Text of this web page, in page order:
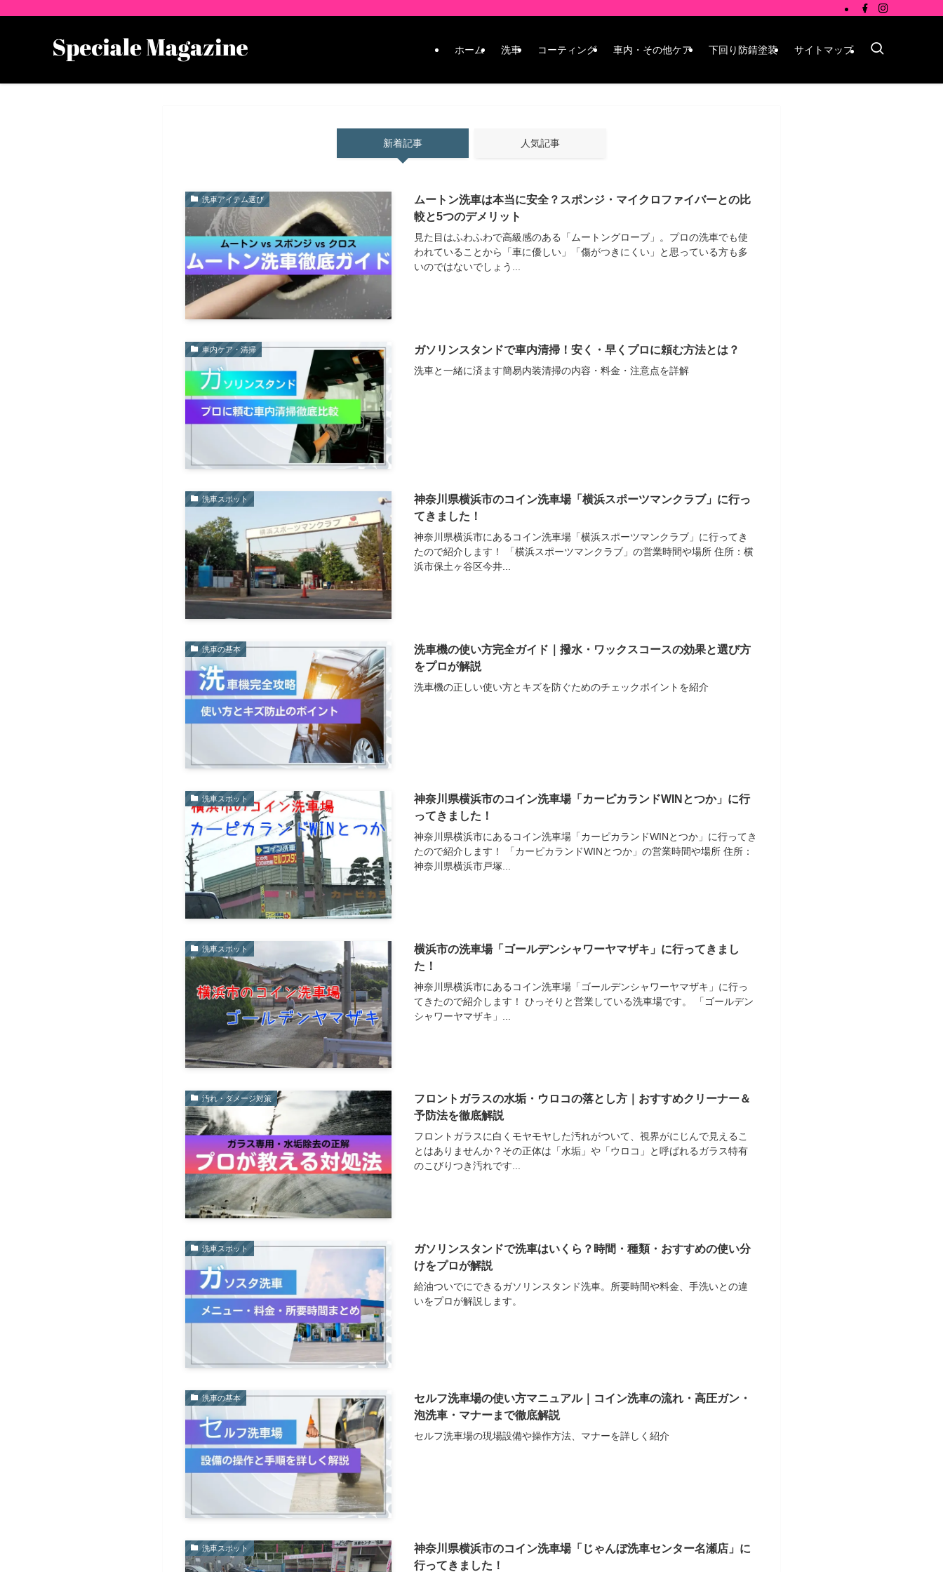
ホーム 洗車 コーティング 車内・その他ケア 下回り防錆塗装 サイトマップ
新着記事 人気記事
洗車アイテム選び
ムートン洗車は本当に安全？スポンジ・マイクロファイバーとの比
較と5つのデメリット
見た目はふわふわで高級感のある「ムートングローブ」。プロの洗車でも使
われていることから「車に優しい」「傷がつきにくい」と思っている方も多
いのではないでしょう...
車内ケア・清掃 ガソリンスタンドで車内清掃！安く・早くプロに頼む方法とは？
洗車と一緒に済ます簡易内装清掃の内容・料金・注意点を詳解
洗車スポット
神奈川県横浜市のコイン洗車場「横浜スポーツマンクラブ」に行っ
てきました！
神奈川県横浜市にあるコイン洗車場「横浜スポーツマンクラブ」に行ってき
たので紹介します！ 「横浜スポーツマンクラブ」の営業時間や場所 住所：横
浜市保土ヶ谷区今井...
洗車の基本
洗車機の使い方完全ガイド｜撥水・ワックスコースの効果と選び方
をプロが解説
洗車機の正しい使い方とキズを防ぐためのチェックポイントを紹介
洗車スポット
神奈川県横浜市のコイン洗車場「カーピカランドWINとつか」に行
ってきました！
神奈川県横浜市にあるコイン洗車場「カーピカランドWINとつか」に行ってき
たので紹介します！ 「カーピカランドWINとつか」の営業時間や場所 住所：
神奈川県横浜市戸塚...
洗車スポット
横浜市の洗車場「ゴールデンシャワーヤマザキ」に行ってきまし
た！
神奈川県横浜市にあるコイン洗車場「ゴールデンシャワーヤマザキ」に行っ
てきたので紹介します！ ひっそりと営業している洗車場です。 「ゴールデン
シャワーヤマザキ」...
汚れ・ダメージ対策
フロントガラスの水垢・ウロコの落とし方｜おすすめクリーナー＆
予防法を徹底解説
フロントガラスに白くモヤモヤした汚れがついて、視界がにじんで見えるこ
とはありませんか？その正体は「水垢」や「ウロコ」と呼ばれるガラス特有
のこびりつき汚れです...
洗車スポット
ガソリンスタンドで洗車はいくら？時間・種類・おすすめの使い分
けをプロが解説
給油ついでにできるガソリンスタンド洗車。所要時間や料金、手洗いとの違
いをプロが解説します。
洗車の基本
セルフ洗車場の使い方マニュアル｜コイン洗車の流れ・高圧ガン・
泡洗車・マナーまで徹底解説
セルフ洗車場の現場設備や操作方法、マナーを詳しく紹介
洗車スポット
神奈川県横浜市のコイン洗車場「じゃんぼ洗車センター名瀬店」に
行ってきました！